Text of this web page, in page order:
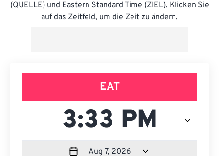
(QUELLE) und Eastern Standard Time (ZIEL). Klicken Sie
auf das Zeitfeld, um die Zeit zu ändern.
EAT